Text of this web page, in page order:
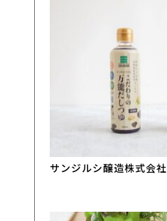
サンジルシ醸造株式会社